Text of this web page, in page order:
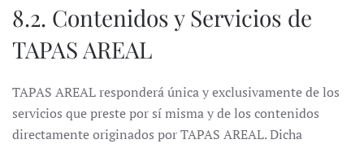
8.2. Contenidos y Servicios de
TAPAS AREAL
TAPAS AREAL responderá única y exclusivamente de los
servicios que preste por sí misma y de los contenidos
directamente originados por TAPAS AREAL. Dicha